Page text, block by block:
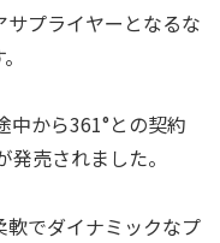
プライヤーとなるな
中から361°との契約
売されました。
軟でダイナミックなプ